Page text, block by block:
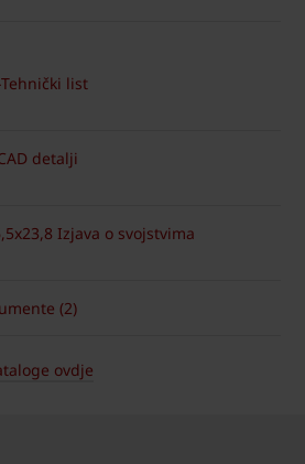
list
detalji
Izjava o svojstvima
(2)
ovdje